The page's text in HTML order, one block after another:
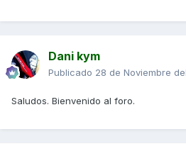
Dani kym
Publicado 28 de Noviembre
Saludos. Bienvenido al foro.